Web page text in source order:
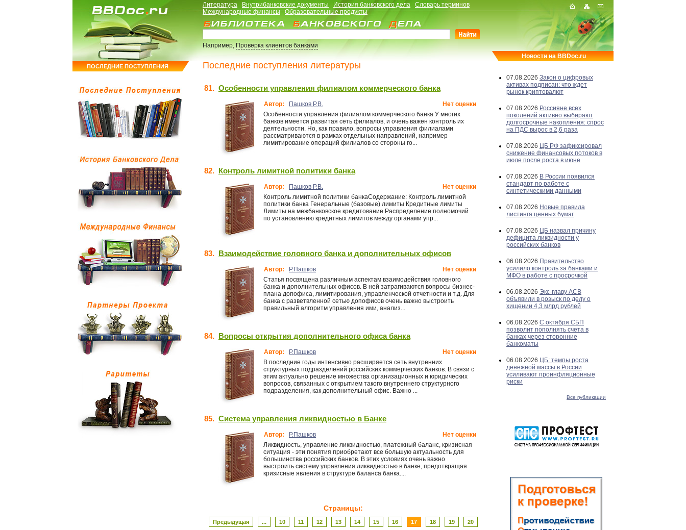
ПОСЛЕДНИЕ ПОСТУПЛЕНИЯ
Литература Внутрибанковские документы История банковского дела
Словарь терминов
Международные финансы
Образовательные продукты
Например,Проверка клиентов банками
Последние поступления литературы
81. Особенности управления филиалом коммерческого банка
Автор: Пашков Р.В.
Нет оценки
Особенности управления филиалом коммерческого банка У многих
банков имеется развитая сеть филиалов, и очень важен контроль их
деятельности. Но, как правило, вопросы управления филиалами
рассматриваются в рамках отдельных направлений, например
лимитирование операций филиалов со стороны го...
82. Контроль лимитной политики банка
Автор: Пашков Р.В.
Нет оценки
Контроль лимитной политики банкаСодержание: Контроль лимитной
политики банка Генеральные (базовые) лимиты Кредитные лимиты
Лимиты на межбанковское кредитование Распределение полномочий
по установлению кредитных лимитов между органами упр...
83. Взаимодействие головного банка и дополнительных офисов
Автор: Р.Пашков
Нет оценки
Статья посвящена различным аспектам взаимодействия головного
банка и дополнительных офисов. В ней затрагиваются вопросы бизнес-
плана допофиса, лимитирования, управленческой отчетности и т.д. Для
банка с разветвленной сетью допофисов очень важно выстроить
правильный алгоритм управления ими, анализ...
84. Вопросы открытия дополнительного офиса банка
Автор: Р.Пашков
Нет оценки
В последние годы интенсивно расширяется сеть внутренних
структурных подразделений российских коммерческих банков. В связи с
этим актуально решение множества организационных и юридических
вопросов, связанных с открытием такого внутреннего структурного
подразделения, как дополнительный офис. Важно ...
85. Система управления ликвидностью в Банке
Автор: Р.Пашков
Нет оценки
Ликвидность, управление ликвидностью, платежный баланс, кризисная
ситуация - эти понятия приобретают все большую актуальность для
большинства российских банков. В этих условиях очень важно
выстроить систему управления ликвидностью в банке, предотвращая
кризисные явления в структуре баланса банка....
Страницы:
Предыдущая ... 10 11 12 13 14 15 16 17 18 19 20
Новости на BBDoc.ru
07.08.2026 Закон о цифровых
активах подписан: что ждет
рынок криптовалют
07.08.2026 Россияне всех
поколений активно выбирают
долгосрочные накопления: спрос
на ПДС вырос в 2,6 раза
07.08.2026 ЦБ РФ зафиксировал
снижение финансовых потоков в
июле после роста в июне
07.08.2026 В России появился
стандарт по работе с
синтетическими данными
07.08.2026 Новые правила
листинга ценных бумаг
07.08.2026 ЦБ назвал причину
дефицита ликвидности у
российских банков
06.08.2026 Правительство
усилило контроль за банками и
МФО в работе с просрочкой
06.08.2026 Экс-главу АСВ
объявили в розыск по делу о
хищении 4,3 млрд рублей
06.08.2026 С октября СБП
позволит пополнять счета в
банках через сторонние
банкоматы
06.08.2026 ЦБ: темпы роста
денежной массы в России
усиливают проинфляционные
риски
Все публикации